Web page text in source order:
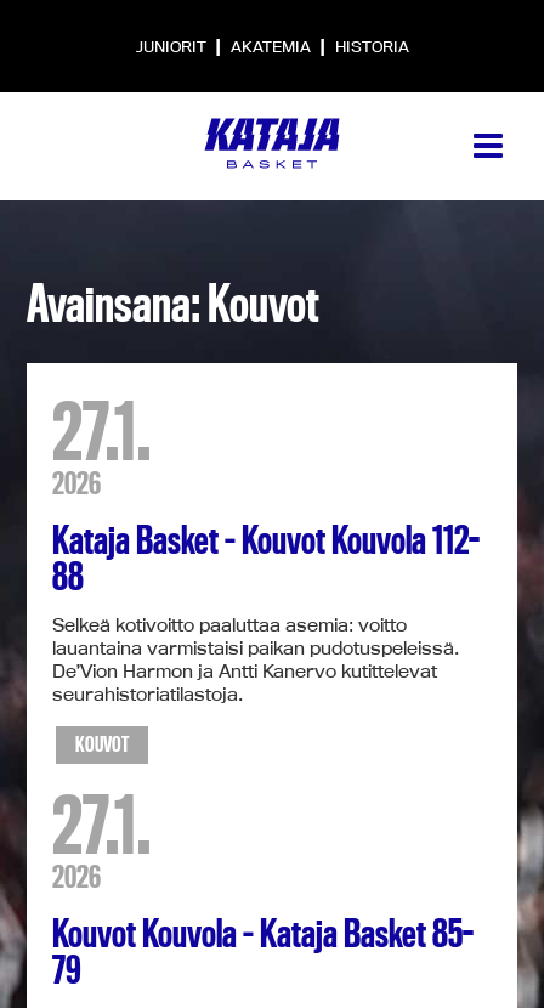
JUNIORIT | AKATEMIA | HISTORIA
Avainsana: Kouvot
27.1.
2026
Kataja Basket – Kouvot Kouvola 112-
88
Selkeä kotivoitto paaluttaa asemia: voitto
lauantaina varmistaisi paikan pudotuspeleissä.
De’Vion Harmon ja Antti Kanervo kutittelevat
seurahistoriatilastoja.
KOUVOT
27.1.
2026
Kouvot Kouvola – Kataja Basket 85-
79